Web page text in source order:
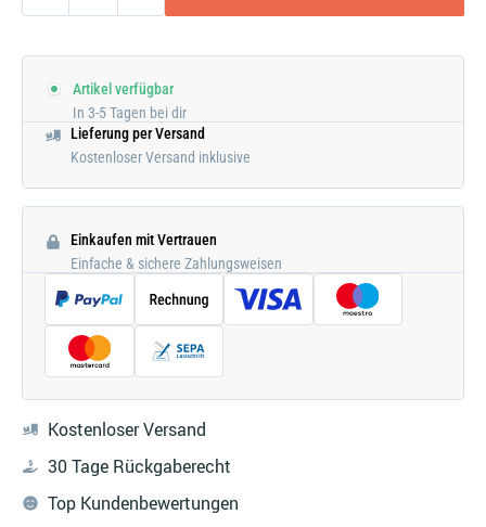
Artikel verfügbar
In 3-5 Tagen bei dir
Lieferung per Versand
Kostenloser Versand inklusive
Einkaufen mit Vertrauen
Einfache & sichere Zahlungsweisen
Kostenloser Versand
30 Tage Rückgaberecht
Top Kundenbewertungen